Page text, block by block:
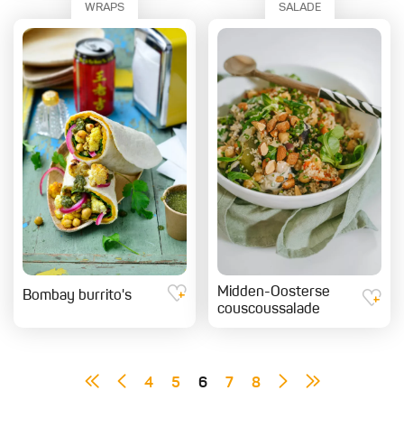
WRAPS
Bombay burrito's
SALADE
Midden-Oosterse
couscoussalade
4 5 6 7 8